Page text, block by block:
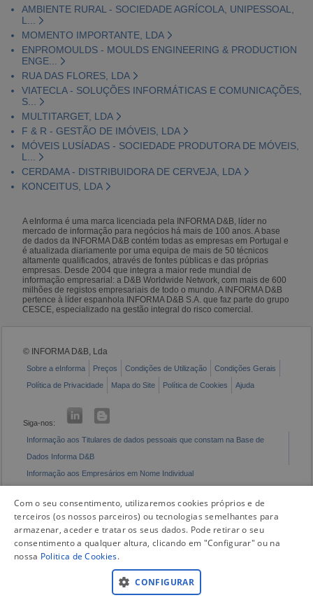
AMBIENTE RURAL - SOCIEDADE AGRÍCOLA, UNIPESSOAL,
L...
MOMENTO IMPORTANTE, LDA
ENPROMOULDS - MOULDS ENGINEERING & PRODUCTION
ENGE...
RUA DAS FLORES, LDA
VIATECLA - SOLUÇÕES INFORMÁTICAS E COMUNICAÇÕES,
S...
MULTITARGET, LDA
F & R - GESTÃO DE IMÓVEIS, LDA
MÓVEIS LUSÍADAS - SOCIEDADE PRODUTORA DE MÓVEIS,
L...
CERDAMA - DISTRIBUIDORA DE CERVEJA, LDA
KONCEITUS, LDA
A eInforma é uma marca licenciada pela INFORMA D&B, líder no
mercado de informação para negócios há mais de 100 anos. A base
de dados da INFORMA D&B contém todas as empresas em Portugal e
é atualizada diariamente por uma equipa de mais de 50 técnicos
altamente qualificados, através de fontes públicas e das próprias
empresas. Desde 2004 que integra a maior rede mundial de
informação empresarial: a D&B Worldwide Network, com mais de 600
milhões de registos empresariais de todo o mundo. A INFORMA D&B
pertence à líder espanhola INFORMA D&B S.A. que faz parte do grupo
CESCE, especializado na gestão integral do risco comercial.
© INFORMA D&B, Lda
Sobre a eInforma Preços Condições de Utilização
Condições Gerais
Política de Privacidade
Mapa do Site Política de Cookies Ajuda
Siga-nos:
Informação aos Titulares de dados pessoais que constam na Base de
Dados Informa D&B
Informação aos Empresários em Nome Individual
Com o seu consentimento, utilizaremos cookies próprios e de
terceiros (os nossos parceiros) ou tecnologias semelhantes para
armazenar, aceder e tratar os seus dados. Pode retirar o seu
consentimento a qualquer altura, clicando em "Configurar" ou na
nossa Politica de Cookies.
CONFIGURAR